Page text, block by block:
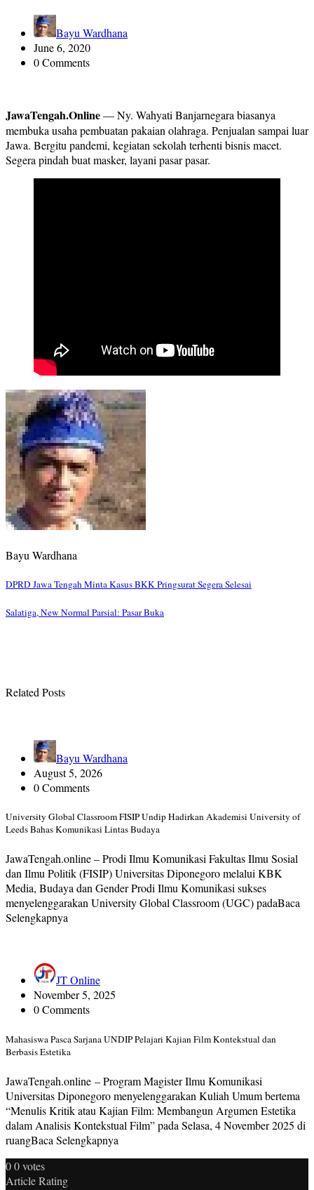
Bayu Wardhana
June 6, 2020
0 Comments
JawaTengah.Online— Ny. Wahyati Banjarnegara biasanya
membuka usaha pembuatan pakaian olahraga. Penjualan sampai luar
Jawa. Bergitu pandemi, kegiatan sekolah terhenti bisnis macet.
Segera pindah buat masker, layani pasar pasar.
Bayu Wardhana
Post
navigation
DPRD Jawa Tengah Minta Kasus BKK Pringsurat Segera Selesai
Salatiga, New Normal Parsial: Pasar Buka
Related Posts
Bayu Wardhana
August 5, 2026
0 Comments
University Global Classroom FISIP Undip Hadirkan Akademisi University of
Leeds Bahas Komunikasi Lintas Budaya
JawaTengah.online – Prodi Ilmu Komunikasi Fakultas Ilmu Sosial
dan Ilmu Politik (FISIP) Universitas Diponegoro melalui KBK
Media, Budaya dan Gender Prodi Ilmu Komunikasi sukses
menyelenggarakan University Global Classroom (UGC) padaBaca
Selengkapnya
JT Online
November 5, 2025
0 Comments
Mahasiswa Pasca Sarjana UNDIP Pelajari Kajian Film Kontekstual dan
Berbasis Estetika
JawaTengah.online – Program Magister Ilmu Komunikasi
Universitas Diponegoro menyelenggarakan Kuliah Umum bertema
“Menulis Kritik atau Kajian Film: Membangun Argumen Estetika
dalam Analisis Kontekstual Film” pada Selasa, 4 November 2025 di
ruangBaca Selengkapnya
00votes
Article Rating